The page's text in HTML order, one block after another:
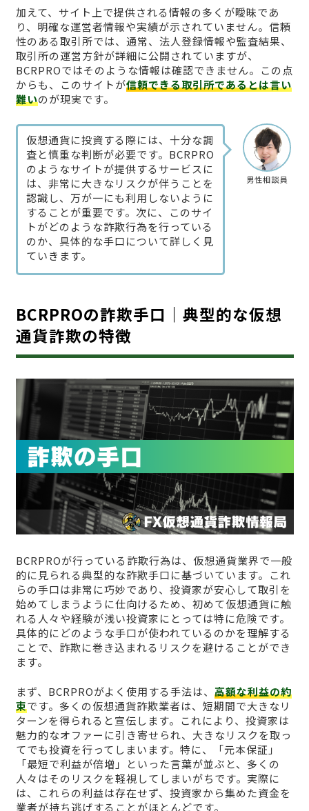
加えて、サイト上で提供される情報の多くが曖昧であ
り、明確な運営者情報や実績が示されていません。信頼
性のある取引所では、通常、法人登録情報や監査結果、
取引所の運営方針が詳細に公開されていますが、
BCRPROではそのような情報は確認できません。この点
からも、このサイトが信頼できる取引所であるとは言い
難いのが現実です。
男性相談員
仮想通貨に投資する際には、十分な調
査と慎重な判断が必要です。BCRPRO
のようなサイトが提供するサービスに
は、非常に大きなリスクが伴うことを
認識し、万が一にも利用しないように
することが重要です。次に、このサイ
トがどのような詐欺行為を行っている
のか、具体的な手口について詳しく見
ていきます。
BCRPROの詐欺手口｜典型的な仮想
通貨詐欺の特徴
BCRPROが行っている詐欺行為は、仮想通貨業界で一般
的に見られる典型的な詐欺手口に基づいています。これ
らの手口は非常に巧妙であり、投資家が安心して取引を
始めてしまうように仕向けるため、初めて仮想通貨に触
れる人々や経験が浅い投資家にとっては特に危険です。
具体的にどのような手口が使われているのかを理解する
ことで、詐欺に巻き込まれるリスクを避けることができ
ます。
まず、BCRPROがよく使用する手法は、 高額な利益の約
束です。多くの仮想通貨詐欺業者は、短期間で大きなリ
ターンを得られると宣伝します。これにより、投資家は
魅力的なオファーに引き寄せられ、大きなリスクを取っ
てでも投資を行ってしまいます。特に、「元本保証」
「最短で利益が倍増」といった言葉が並ぶと、多くの
人々はそのリスクを軽視してしまいがちです。実際に
は、これらの利益は存在せず、投資家から集めた資金を
業者が持ち逃げすることがほとんどです。